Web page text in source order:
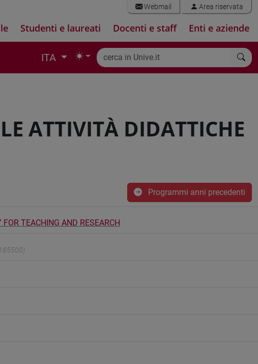
Webmail Area riservata
Studenti e laureati Docenti e staff Enti e aziende
ITA
ATTIVITÀ DIDATTICHE
Programmi anni precedenti
TEACHING AND RESEARCH